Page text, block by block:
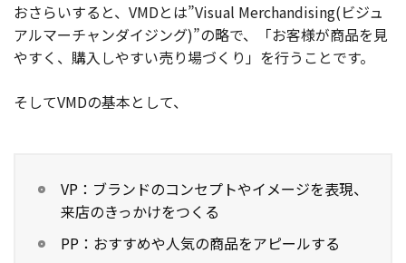
おさらいすると、VMDとは”Visual Merchandising(ビジュ
アルマーチャンダイジング)”の略で、「お客様が商品を見
やすく、購入しやすい売り場づくり」を行うことです。
そしてVMDの基本として、
VP：ブランドのコンセプトやイメージを表現、
来店のきっかけをつくる
PP：おすすめや人気の商品をアピールする